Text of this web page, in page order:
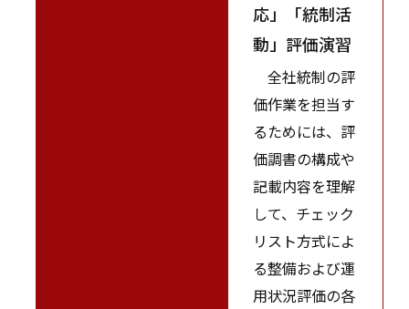
応」「統制活
動」評価演習
全社統制の評
価作業を担当す
るためには、評
価調書の構成や
記載内容を理解
して、チェック
リスト方式によ
る整備および運
用状況評価の各